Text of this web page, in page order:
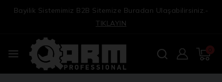
Bayilik Sistemimiz B2B Sitemize Buradan Ulaşabilirsiniz.-
TIKLAYIN
0